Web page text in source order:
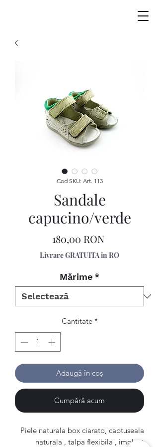
Cod SKU: Art. 113
Sandale
capucino/verde
180,00 RONPreț
Livrare GRATUITA in RO
Mărime *
Cantitate *
Adaugă în coș
Cumpără acum
Piele naturala box ciarato, captuseala
naturala , talpa flexibila , implant